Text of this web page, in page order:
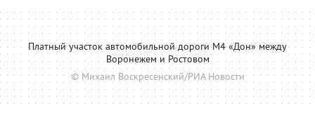
Платный участок автомобильной дороги М4 «Дон» между
Воронежем и Ростовом
© Михаил Воскресенский/РИА Новости